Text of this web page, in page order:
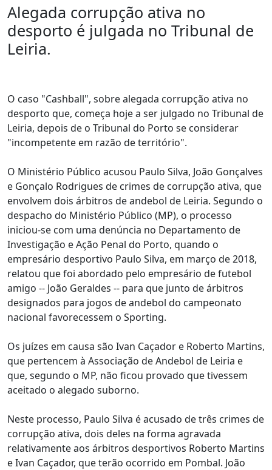
Alegada corrupção ativa no
desporto é julgada no Tribunal de
Leiria.
O caso "Cashball", sobre alegada corrupção ativa no
desporto que, começa hoje a ser julgado no Tribunal de
Leiria, depois de o Tribunal do Porto se considerar
"incompetente em razão de território".
O Ministério Público acusou Paulo Silva, João Gonçalves
e Gonçalo Rodrigues de crimes de corrupção ativa, que
envolvem dois árbitros de andebol de Leiria. Segundo o
despacho do Ministério Público (MP), o processo
iniciou-se com uma denúncia no Departamento de
Investigação e Ação Penal do Porto, quando o
empresário desportivo Paulo Silva, em março de 2018,
relatou que foi abordado pelo empresário de futebol
amigo -- João Geraldes -- para que junto de árbitros
designados para jogos de andebol do campeonato
nacional favorecessem o Sporting.
Os juízes em causa são Ivan Caçador e Roberto Martins,
que pertencem à Associação de Andebol de Leiria e
que, segundo o MP, não ficou provado que tivessem
aceitado o alegado suborno.
Neste processo, Paulo Silva é acusado de três crimes de
corrupção ativa, dois deles na forma agravada
relativamente aos árbitros desportivos Roberto Martins
e Ivan Caçador, que terão ocorrido em Pombal. João